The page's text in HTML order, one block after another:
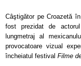
Câştigător pe Croazetă
fost prezidat de
lungmetraj al
provocatoare vizual
încheiatul festival Filme